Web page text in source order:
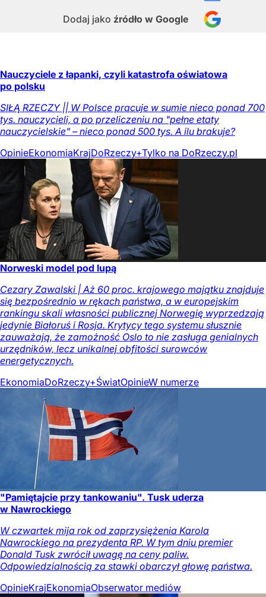
Dodaj jako źródło w Google
Nauczyciele z łapanki, czyli katastrofa oświatowa
po polsku
SIŁĄ RZECZY || W Polsce pracuje w sumie nieco ponad 700
tys. nauczycieli, a po przeliczeniu na "pełne etaty
nauczycielskie" – nieco ponad 500 tys. A ilu brakuje?
OpinieEkonomiaKrajDoRzeczy+Tylko na DoRzeczy.pl
Norweski model pod lupą
Cezary Zawalski | Aż 60 proc. krajowego majątku znajduje
się bezpośrednio w rękach państwa, a w europejskim
rankingu skali własności publicznej Norwegię wyprzedzają
jedynie Białoruś i Rosja. Krytycy tego systemu słusznie
zauważają, że zamożność Oslo to nie zasługa genialnych
urzędników, lecz unikalnej obfitości surowców
energetycznych.
EkonomiaDoRzeczy+ŚwiatOpinieW numerze
"Pamiętajcie przy tankowaniu". Tusk uderza
w Nawrockiego
W czwartek mija rok od zaprzysiężenia Karola
Nawrockiego na prezydenta RP. W tym dniu premier
Donald Tusk zwrócił uwagę na ceny paliw.
Odpowiedzialnością za stawki obarczył głowę państwa.
OpinieKrajEkonomiaObserwator mediów